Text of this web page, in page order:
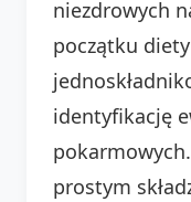
niezdrowych
początku
identyfikację
prostym